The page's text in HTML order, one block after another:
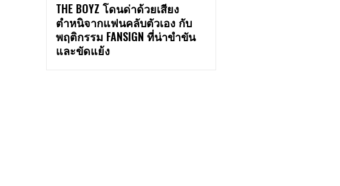
THE BOYZ โดนด่าด้วยเสียง
ตำหนิจากแฟนคลับตัวเอง กับ
พฤติกรรม FANSIGN ที่น่าขำขัน
และขัดแย้ง